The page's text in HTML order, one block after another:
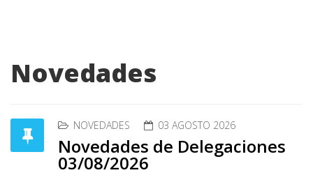
Novedades
NOVEDADES 03 AGOSTO 2026
Novedades de Delegaciones
03/08/2026